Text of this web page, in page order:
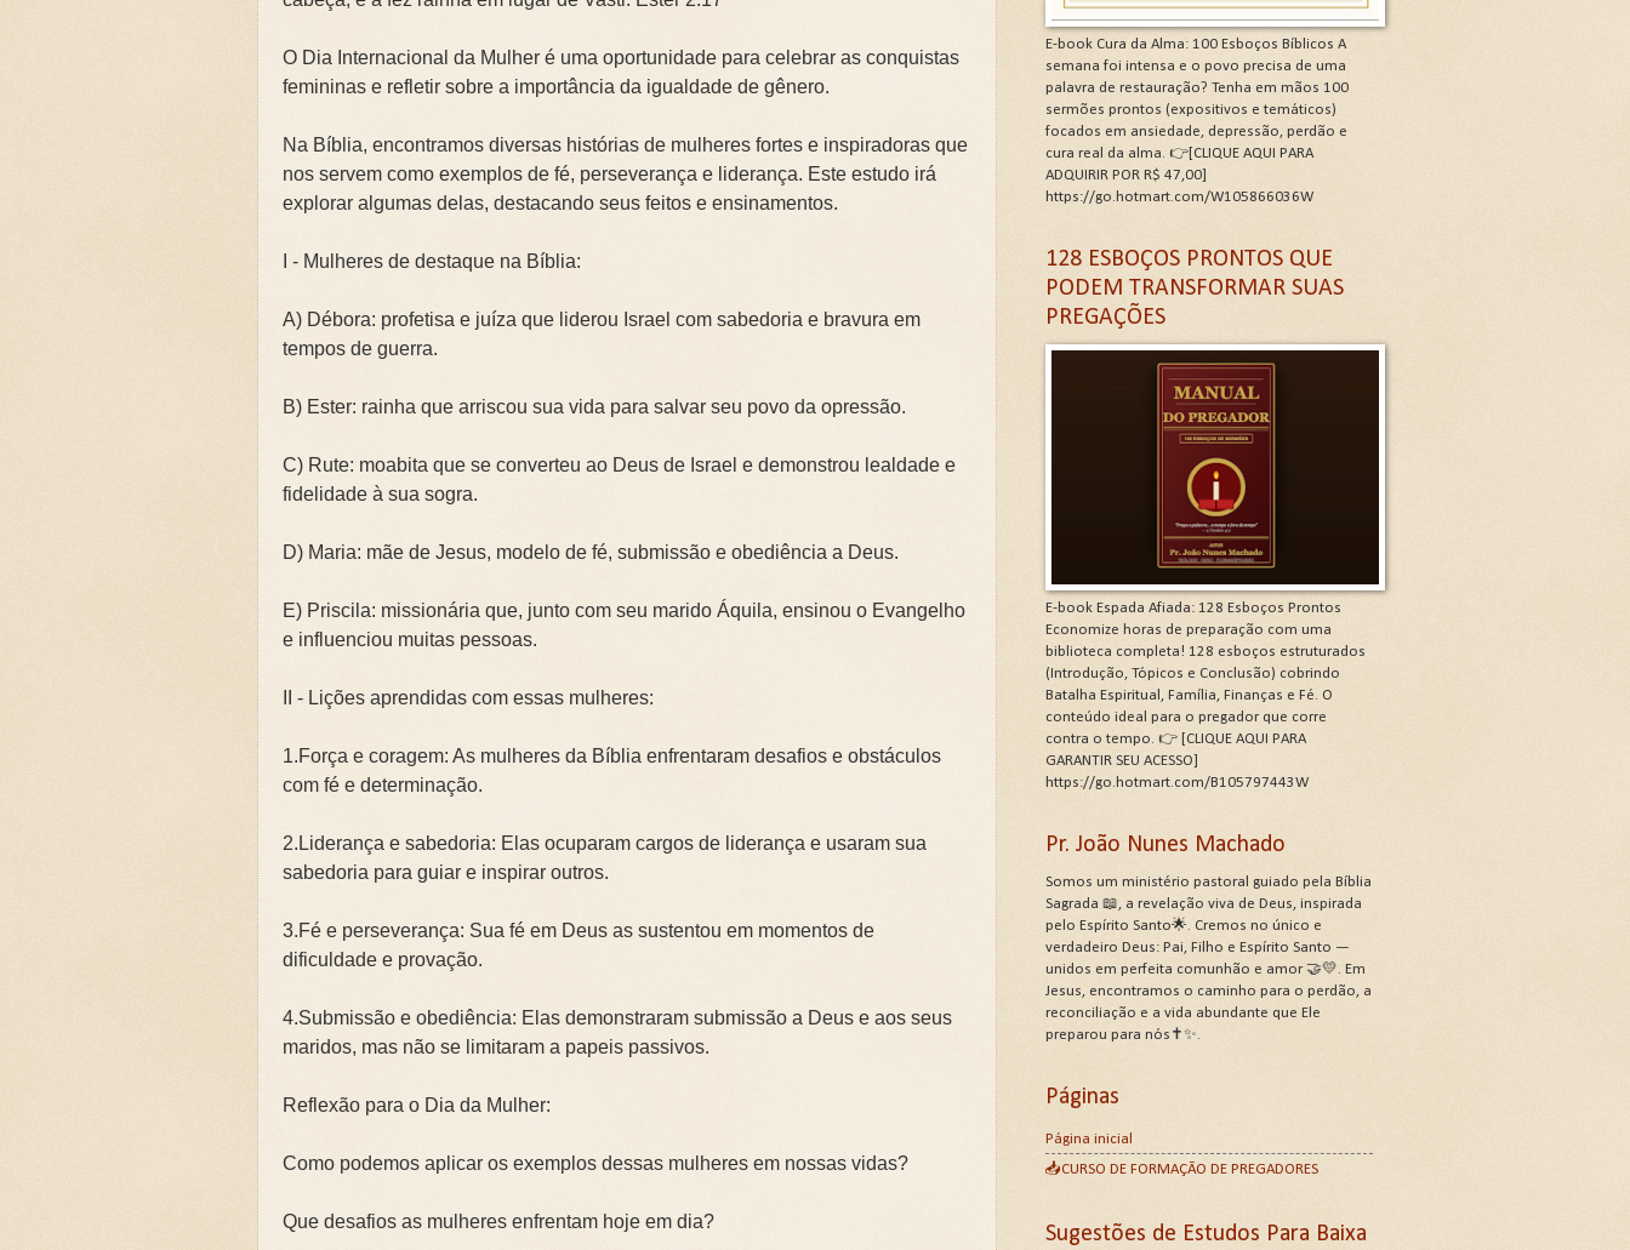
🌧️PRIMEIRA CAMPANHA: Caminhos de Gratidão e Renovação.Clique na letra G
📚SEGUNDA CAMPANHA: O CÓDIGO DA GRATIDÃO. Clique na letra G
📚TERCEIRA CAMPANHA 2026: As Doenças da Alma. Clique na letra G
🛡️CAMPANHA: Superando Gigantes da Alma. Clique na letra G
🌧️A IMPORTÂNCIA DA VIDA DA IGREJA PARA A EVANGELIZAÇÃO. Clique na letra G
O Dia Internacional da Mulher é uma oportunidade para celebrar as conquistas
femininas e refletir sobre a importância da igualdade de gênero.
Na Bíblia, encontramos diversas histórias de mulheres fortes e inspiradoras que
nos servem como exemplos de fé, perseverança e liderança. Este estudo irá
explorar algumas delas, destacando seus feitos e ensinamentos.
I - Mulheres de destaque na Bíblia:
A) Débora: profetisa e juíza que liderou Israel com sabedoria e bravura em
tempos de guerra.
B) Ester: rainha que arriscou sua vida para salvar seu povo da opressão.
C) Rute: moabita que se converteu ao Deus de Israel e demonstrou lealdade e
fidelidade à sua sogra.
D) Maria: mãe de Jesus, modelo de fé, submissão e obediência a Deus.
E) Priscila: missionária que, junto com seu marido Áquila, ensinou o Evangelho
e influenciou muitas pessoas.
II - Lições aprendidas com essas mulheres:
1.Força e coragem: As mulheres da Bíblia enfrentaram desafios e obstáculos
com fé e determinação.
2.Liderança e sabedoria: Elas ocuparam cargos de liderança e usaram sua
sabedoria para guiar e inspirar outros.
3.Fé e perseverança: Sua fé em Deus as sustentou em momentos de
dificuldade e provação.
4.Submissão e obediência: Elas demonstraram submissão a Deus e aos seus
maridos, mas não se limitaram a papeis passivos.
Reflexão para o Dia da Mulher:
Como podemos aplicar os exemplos dessas mulheres em nossas vidas?
Que desafios as mulheres enfrentam hoje em dia?
E-book Cura da Alma: 100 Esboços Bíblicos A
semana foi intensa e o povo precisa de uma
palavra de restauração? Tenha em mãos 100
sermões prontos (expositivos e temáticos)
focados em ansiedade, depressão, perdão e
cura real da alma. 👉[CLIQUE AQUI PARA
ADQUIRIR POR R$ 47,00]
https://go.hotmart.com/W105866036W
128 ESBOÇOS PRONTOS QUE
PODEM TRANSFORMAR SUAS
PREGAÇÕES
E-book Espada Afiada: 128 Esboços Prontos
Economize horas de preparação com uma
biblioteca completa! 128 esboços estruturados
(Introdução, Tópicos e Conclusão) cobrindo
Batalha Espiritual, Família, Finanças e Fé. O
conteúdo ideal para o pregador que corre
contra o tempo. 👉 [CLIQUE AQUI PARA
GARANTIR SEU ACESSO]
https://go.hotmart.com/B105797443W
Pr. João Nunes Machado
Somos um ministério pastoral guiado pela Bíblia
Sagrada 📖, a revelação viva de Deus, inspirada
pelo Espírito Santo🌟. Cremos no único e
verdadeiro Deus: Pai, Filho e Espírito Santo —
unidos em perfeita comunhão e amor 🤝💛. Em
Jesus, encontramos o caminho para o perdão, a
reconciliação e a vida abundante que Ele
preparou para nós✝️✨.
Páginas
Página inicial
📥CURSO DE FORMAÇÃO DE PREGADORES
Sugestões de Estudos Para Baixa